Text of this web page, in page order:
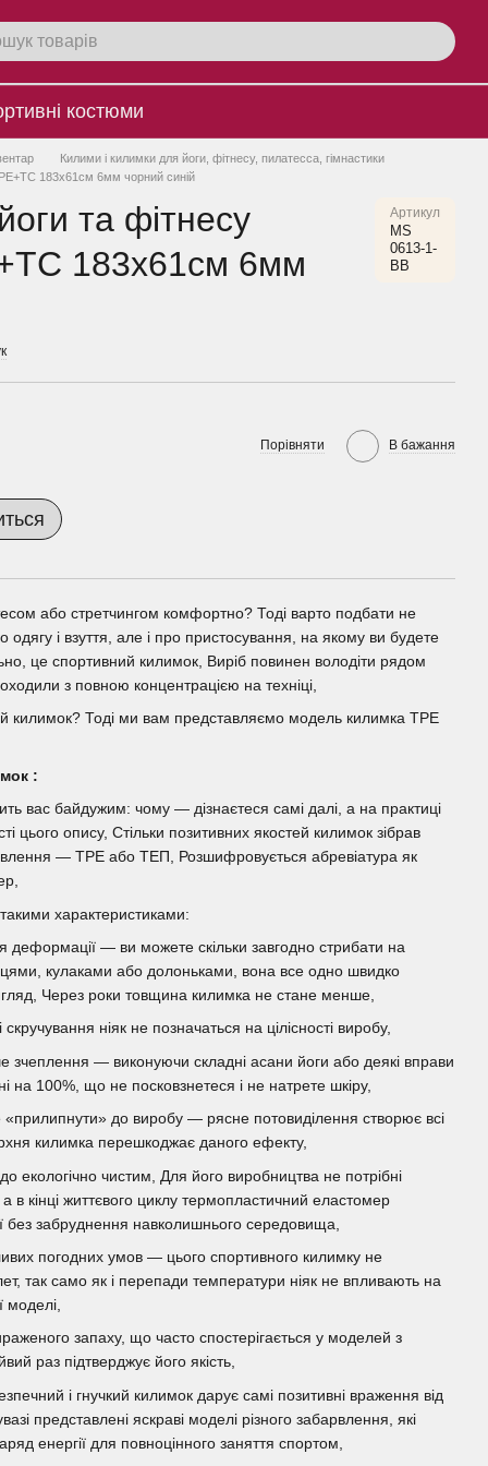
костюми
Килими і килимки для йоги, фітнесу, пилатесса, гімнастики
183х61см 6мм чорний синій
та фітнесу
183х61см 6мм
Артикул
MS
0613-1-
BВ
Порівняти В бажання
або стретчингом комфортно? Тоді варто подбати не
одягу і взуття, але і про пристосування, на якому ви будете
це спортивний килимок, Виріб повинен володіти рядом
з повною концентрацією на техніці,
килимок? Тоді ми вам представляємо модель килимка TPE
:
вас байдужим: чому — дізнаєтеся самі далі, а на практиці
цього опису, Стільки позитивних якостей килимок зібрав
— TPE або ТЕП, Розшифровується абревіатура як
характеристиками:
деформації — ви можете скільки завгодно стрибати на
кулаками або долоньками, вона все одно швидко
Через роки товщина килимка не стане менше,
ніяк не позначаться на цілісності виробу,
зчеплення — виконуючи складні асани йоги або деякі вправи
на 100%, що не посковзнетеся і не натрете шкіру,
до виробу — рясне потовиділення створює всі
килимка перешкоджає даного ефекту,
екологічно чистим, Для його виробництва не потрібні
а в кінці життєвого циклу термопластичний еластомер
без забруднення навколишнього середовища,
погодних умов — цього спортивного килимку не
так само як і перепади температури ніяк не впливають на
моделі,
запаху, що часто спостерігається у моделей з
раз підтверджує його якість,
і гнучкий килимок дарує самі позитивні враження від
представлені яскраві моделі різного забарвлення, які
енергії для повноцінного заняття спортом,